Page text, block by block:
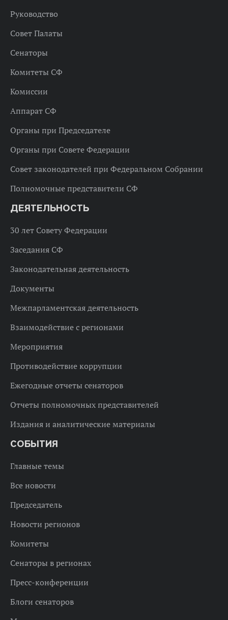
Руководство
Совет Палаты
Сенаторы
Комитеты СФ
Комиссии
Аппарат СФ
Органы при Председателе
Органы при Совете Федерации
Совет законодателей при Федеральном Собрании
Полномочные представители СФ
ДЕЯТЕЛЬНОСТЬ
30 лет Совету Федерации
Заседания СФ
Законодательная деятельность
Документы
Межпарламентская деятельность
Взаимодействие с регионами
Мероприятия
Противодействие коррупции
Ежегодные отчеты сенаторов
Отчеты полномочных представителей
Издания и аналитические материалы
СОБЫТИЯ
Главные темы
Все новости
Председатель
Новости регионов
Комитеты
Сенаторы в регионах
Пресс-конференции
Блоги сенаторов